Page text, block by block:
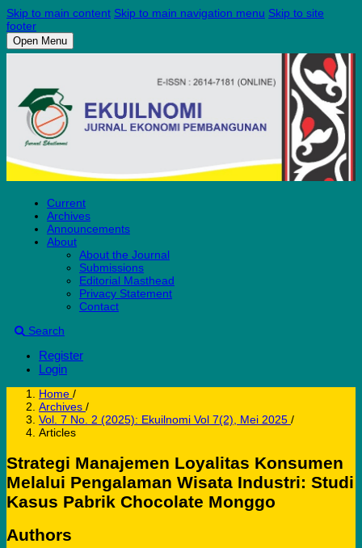
Skip to main content Skip to main navigation menu Skip to site
footer
Open Menu
Current
Archives
Announcements
About
About the Journal
Submissions
Editorial Masthead
Privacy Statement
Contact
Search
Register
Login
Home /
Archives /
Vol. 7 No. 2 (2025): Ekuilnomi Vol 7(2), Mei 2025 /
Articles
Strategi Manajemen Loyalitas Konsumen
Melalui Pengalaman Wisata Industri: Studi
Kasus Pabrik Chocolate Monggo
Authors